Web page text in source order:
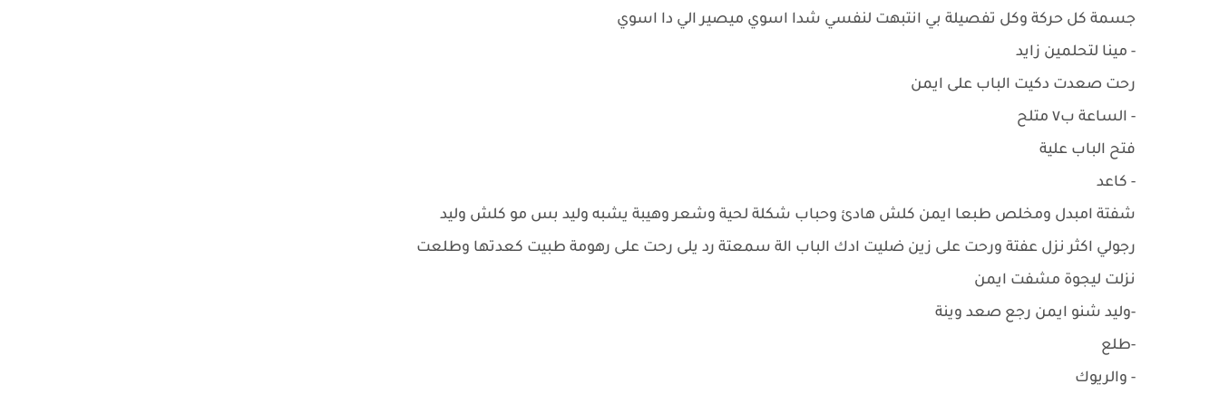
جسمة كل حركة وكل تفصيلة بي انتبهت لنفسي شدا اسوي ميصير الي دا اسوي
- مينا لتحلمين زايد
رحت صعدت دكيت الباب على ايمن
- الساعة ب٧ متلح
فتح الباب علية
- كاعد
شفتة امبدل ومخلص طبعا ايمن كلش هادئ وحباب شكلة لحية وشعر وهيبة يشبه وليد بس مو كلش وليد
رجولي اكثر نزل عفتة ورحت على زين ضليت ادك الباب الة سمعتة رد يلى رحت على رهومة طبيت كعدتها وطلعت
نزلت ليجوة مشفت ايمن
-وليد شنو ايمن رجع صعد وينة
-طلع
- والريوك